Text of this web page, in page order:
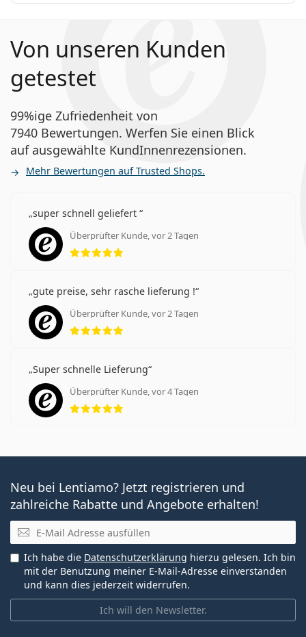
Von unseren Kunden
getestet
99%ige Zufriedenheit von
7940 Bewertungen. Werfen Sie einen Blick
auf ausgewählte KundInnenrezensionen.
Mehr Bewertungen auf Trusted Shops.
super schnell geliefert
Überprüfter Kunde, vor 2 Tagen
Bewertung 5 aus 5
gute preise, sehr rasche lieferung !
Überprüfter Kunde, vor 2 Tagen
Bewertung 5 aus 5
Super schnelle Lieferung
Überprüfter Kunde, vor 4 Tagen
Bewertung 5 aus 5
Neu bei Lentiamo? Jetzt registrieren und
zahlreiche Rabatte und Angebote erhalten!
E-Mail
Ich will den Newsletter.
Ich habe die Datenschutzerklärung hierzu gelesen. Ich bin
mit der Benutzung meiner E-Mail-Adresse einverstanden
und kann dies jederzeit widerrufen.